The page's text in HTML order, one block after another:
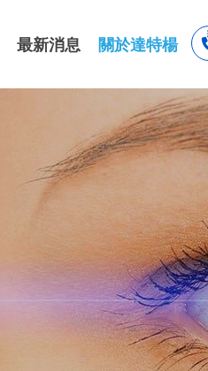
最新消息 關於達特楊